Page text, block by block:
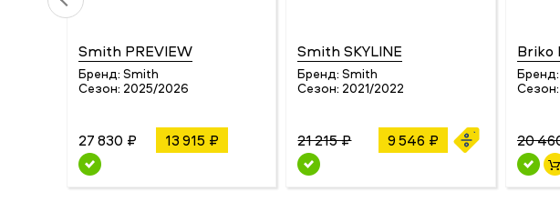
Smith PREVIEW
Бренд: Smith
Сезон: 2025/2026
27 830 ₽ 13 915 ₽
Smith SKYLINE
Бренд: Smith
Сезон: 2021/2022
21 215 ₽ 9 546 ₽
Briko
Бренд:
Сезон:
20